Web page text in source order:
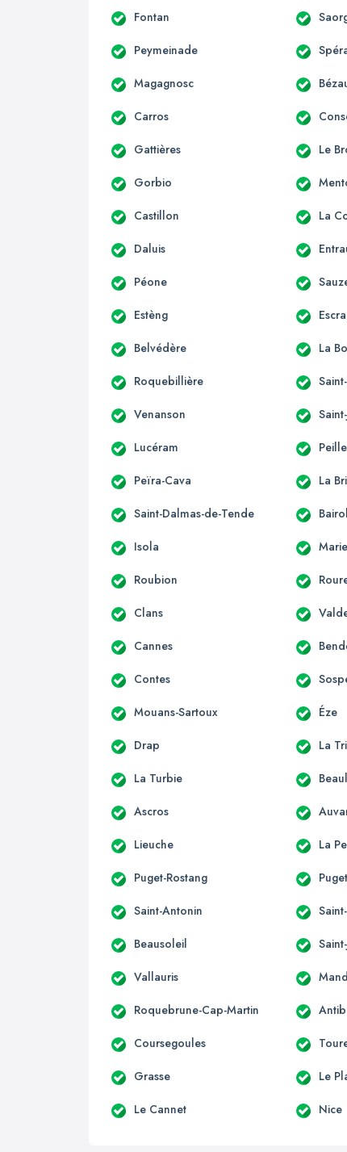
Fontan
Peymeinade
Magagnosc
Carros
Gattières Le
Gorbio
Castillon La
Daluis
Péone
Estèng
Belvédère La
Roquebillière
Venanson
Lucéram Peille
Peïra-Cava La
Saint-Dalmas-de-Tende
Isola Marie
Roubion
Clans
Cannes
Contes
Mouans-Sartoux Éze
Drap La
La Turbie
Ascros
Lieuche La
Puget-Rostang
Saint-Antonin
Beausoleil
Vallauris
Roquebrune-Cap-Martin
Coursegoules
Grasse Le
Le Cannet Nice